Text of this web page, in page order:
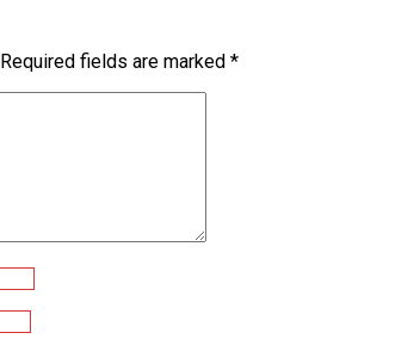
Required fields are marked *